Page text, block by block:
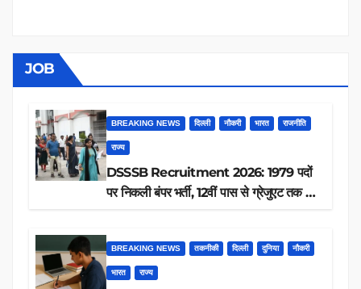
JOB
BREAKING NEWS दिल्ली नौकरी भारत राजनीति
राज्य
DSSSB Recruitment 2026: 1979 पदों
पर निकली बंपर भर्ती, 12वीं पास से ग्रेजुएट तक करें
BREAKING NEWS तकनीकी दिल्ली दुनिया नौकरी
भारत राज्य